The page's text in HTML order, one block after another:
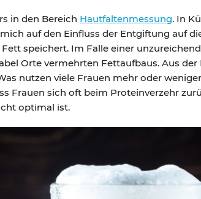
in den Bereich Hautfaltenmessung. In
auf den Einfluss der Entgiftung auf
speichert. Im Falle einer
Orte vermehrten Fettaufbaus. Aus
nutzen viele Frauen mehr oder
Frauen sich oft beim Proteinverzehr
optimal ist.